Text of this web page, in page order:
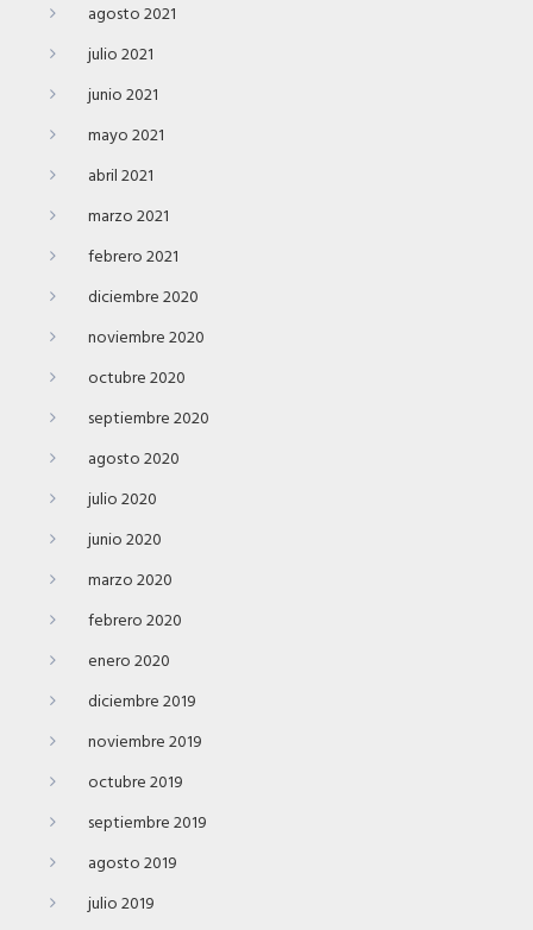
agosto 2021
julio 2021
junio 2021
mayo 2021
abril 2021
marzo 2021
febrero 2021
diciembre 2020
noviembre 2020
octubre 2020
septiembre 2020
agosto 2020
julio 2020
junio 2020
marzo 2020
febrero 2020
enero 2020
diciembre 2019
noviembre 2019
octubre 2019
septiembre 2019
agosto 2019
julio 2019